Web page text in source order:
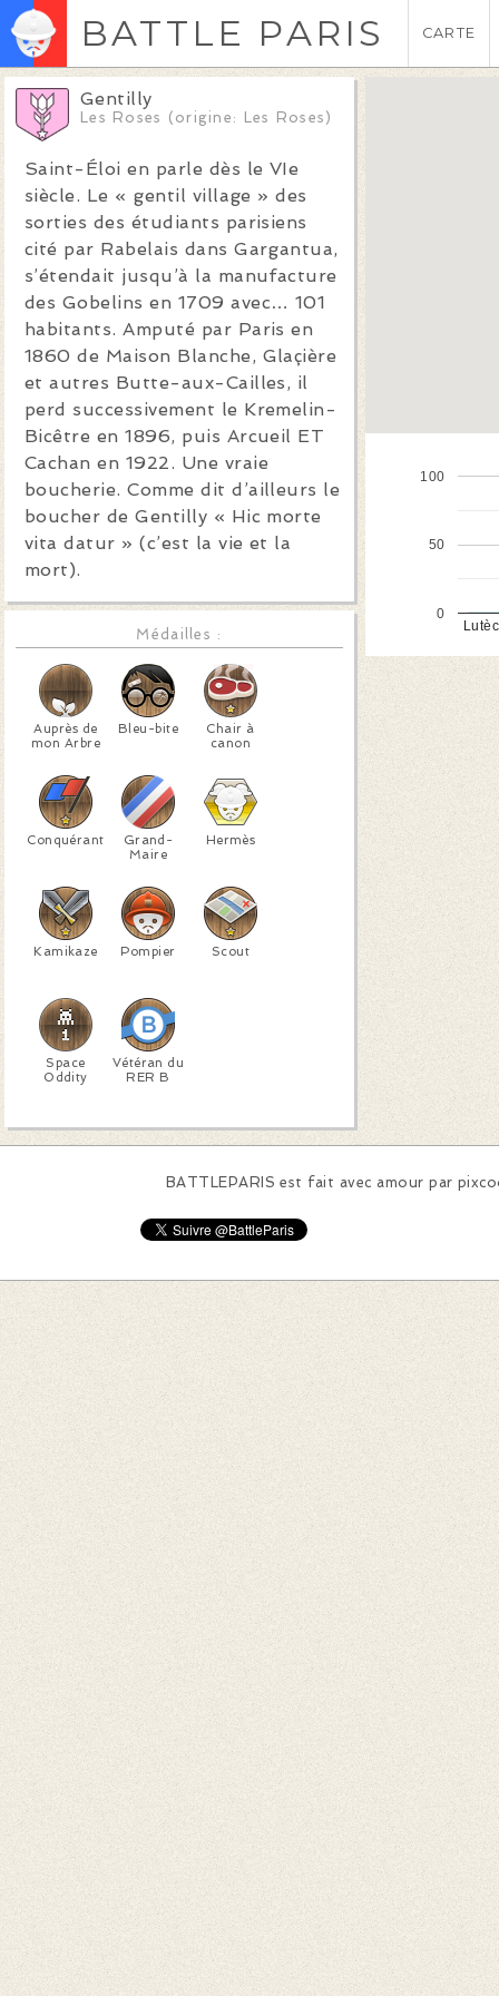
BATTLE PARIS CARTE
Gentilly
Les Roses (origine: Les Roses)
Saint-Éloi en parle dès le VIe
siècle. Le « gentil village » des
sorties des étudiants parisiens
cité par Rabelais dans Gargantua,
s’étendait jusqu’à la manufacture
des Gobelins en 1709 avec… 101
habitants. Amputé par Paris en
1860 de Maison Blanche, Glaçière
et autres Butte-aux-Cailles, il
perd successivement le Kremelin-
Bicêtre en 1896, puis Arcueil ET
Cachan en 1922. Une vraie
boucherie. Comme dit d’ailleurs le
boucher de Gentilly « Hic morte
vita datur » (c’est la vie et la
mort).
Médailles :
Auprès de
mon Arbre
Bleu-bite
Chair à
canon
Conquérant
Grand-
Maire
Hermès
Kamikaze Pompier Scout
Space
Oddity
Vétéran du
RER B
0
50
100
BATTLEPARIS est fait avec amour par